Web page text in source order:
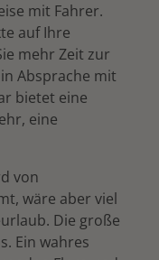
mit Fahrer.
auf Ihre
mehr Zeit zur
Absprache mit
bietet eine
eine
von
wäre aber viel
Die große
Ein wahres